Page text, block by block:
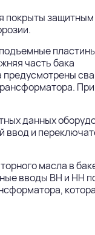
покрыты
часть бака
данных
ввод и
масла в
вводы ВН и НН